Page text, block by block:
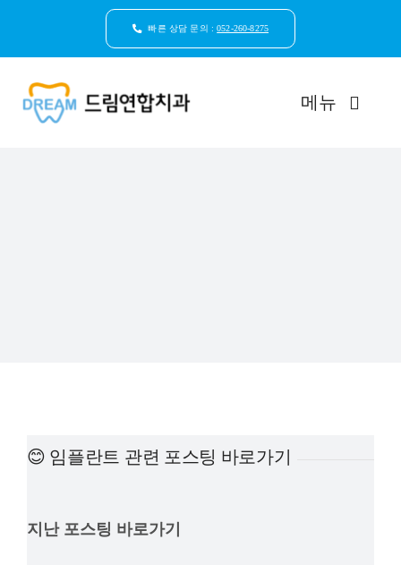
빠른 상담 문의 :052-260-8275
메뉴
상담예약
😊 임플란트 관련 포스팅 바로가기
지난 포스팅 바로가기